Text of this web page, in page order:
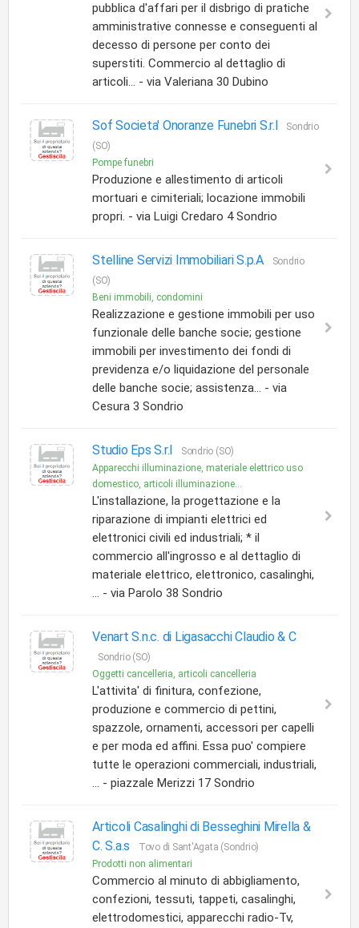
pubblica d'affari per il disbrigo di pratiche
amministrative connesse e conseguenti al
decesso di persone per conto dei
superstiti. Commercio al dettaglio di
articoli... - via Valeriana 30 Dubino
Sof Societa' Onoranze Funebri S.r.l
Sondrio
(SO)
Pompe funebri
Produzione e allestimento di articoli
mortuari e cimiteriali; locazione immobili
propri. - via Luigi Credaro 4 Sondrio
Stelline Servizi Immobiliari S.p.A
Sondrio
(SO)
Beni immobili, condomini
Realizzazione e gestione immobili per uso
funzionale delle banche socie; gestione
immobili per investimento dei fondi di
previdenza e/o liquidazione del personale
delle banche socie; assistenza... - via
Cesura 3 Sondrio
Studio Eps S.r.l
Sondrio (SO)
Apparecchi illuminazione, materiale elettrico uso
domestico, articoli illuminazione...
L'installazione, la progettazione e la
riparazione di impianti elettrici ed
elettronici civili ed industriali; * il
commercio all'ingrosso e al dettaglio di
materiale elettrico, elettronico, casalinghi,
... - via Parolo 38 Sondrio
Venart S.n.c. di Ligasacchi Claudio & C
Sondrio (SO)
Oggetti cancelleria, articoli cancelleria
L'attivita' di finitura, confezione,
produzione e commercio di pettini,
spazzole, ornamenti, accessori per capelli
e per moda ed affini. Essa puo' compiere
tutte le operazioni commerciali, industriali,
... - piazzale Merizzi 17 Sondrio
Articoli Casalinghi di Besseghini Mirella &
C. S.a.s
Tovo di Sant'Agata (Sondrio)
Prodotti non alimentari
Commercio al minuto di abbigliamento,
confezioni, tessuti, tappeti, casalinghi,
elettrodomestici, apparecchi radio-Tv,